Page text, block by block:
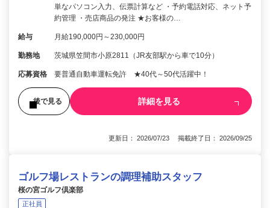
単なパソコン入力、伝票計算など ・予約電話対応、ネット予
約管理 ・売店商品の発注 ★お客様の…
給与 月給190,000円～230,000円
勤務地 茨城県笠間市小原2811（JR友部駅から車で10分）
応募資格 要普通自動車運転免許 ★40代～50代活躍中！
後で見る 詳細を見る
更新日： 2026/07/23 掲載終了日： 2026/09/25
ゴルフ場レストランの調理補助スタッフ
桜の宮ゴルフ倶楽部
正社員